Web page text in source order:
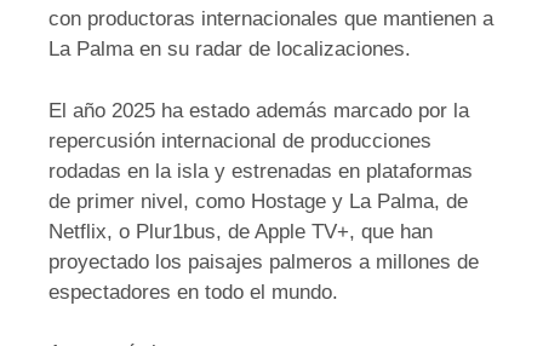
con productoras internacionales que mantienen a
La Palma en su radar de localizaciones.
El año 2025 ha estado además marcado por la
repercusión internacional de producciones
rodadas en la isla y estrenadas en plataformas
de primer nivel, como Hostage y La Palma, de
Netflix, o Plur1bus, de Apple TV+, que han
proyectado los paisajes palmeros a millones de
espectadores en todo el mundo.